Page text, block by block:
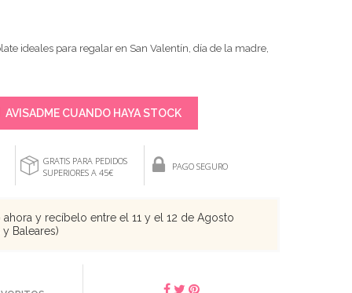
ideales para regalar en San Valentín, día de la madre,
AVISADME CUANDO HAYA STOCK
GRATIS PARA PEDIDOS
SUPERIORES A 45€
PAGO SEGURO
ahora y recíbelo entre el 11 y el 12 de Agosto
Baleares)